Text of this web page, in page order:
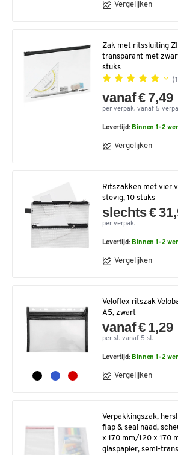
Vergelijken
Zak met ritssluiting
transparant met
stuks
vanaf € 7,49
per verpak. vanaf 5
Levertijd: Binnen 1-2
Vergelijken
Ritszakken met vier
stevig, 10 stuks
slechts €
per verpak.
Levertijd: Binnen 1-2
Vergelijken
Veloflex ritszak
A5, zwart
vanaf € 1,29
per st. vanaf 5 st.
Levertijd: Binnen 1-2
Vergelijken
Verpakkingszak,
flap & seal naad,
x 170 mm/120 x 170
glaspapier, semi-